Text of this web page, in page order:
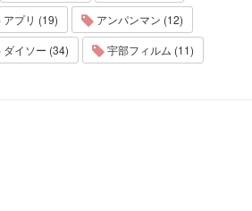
アプリ (19)
アンパンマン (12)
ダイソー (34) 宇部フィルム (11)